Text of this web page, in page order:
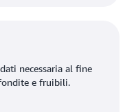
necessaria al fine
e fruibili.